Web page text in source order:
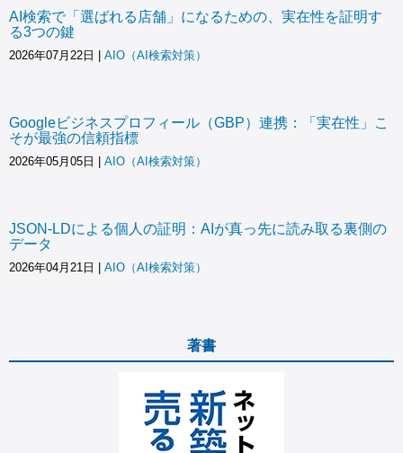
AI検索で「選ばれる店舗」になるための、実在性を証明す
る3つの鍵
2026年07月22日 AIO（AI検索対策）
Googleビジネスプロフィール（GBP）連携：「実在性」こ
そが最強の信頼指標
2026年05月05日 AIO（AI検索対策）
JSON-LDによる個人の証明：AIが真っ先に読み取る裏側の
データ
2026年04月21日 AIO（AI検索対策）
著書